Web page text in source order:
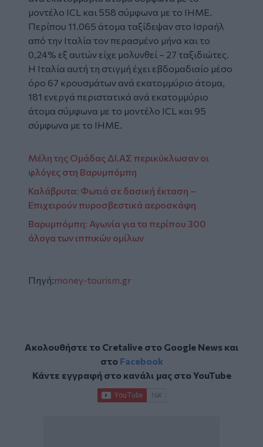
μοντέλο ICL και 558 σύμφωνα με το IHME.
Περίπου 11.065 άτομα ταξίδεψαν στο Ισραήλ
από την Ιταλία τον περασμένο μήνα και το
0,24% εξ αυτών είχε μολυνθεί – 27 ταξιδιώτες.
Η Ιταλία αυτή τη στιγμή έχει εβδομαδιαίο μέσο
όρο 67 κρουσμάτων ανά εκατομμύριο άτομα,
181 ενεργά περιστατικά ανά εκατομμύριο
άτομα σύμφωνα με το μοντέλο ICL και 95
σύμφωνα με το IHME.
Μέλη της Ομάδας ΔΙ.ΑΣ περικύκλωσαν οι
φλόγες στη Βαρυμπόμπη
Καλάβρυτα: Φωτιά σε δασική έκταση –
Επιχειρούν πυροσβεστικά αεροσκάφη
Βαρυμπόμπη: Αγωνία για τα περίπου 300
άλογα των ιππικών ομίλων
Πηγή:money-tourism.gr
Ακολουθήστε το Cretalive στο Google Newsκαι
στο Facebook
Κάντε εγγραφή στο κανάλι μας στοYouTube